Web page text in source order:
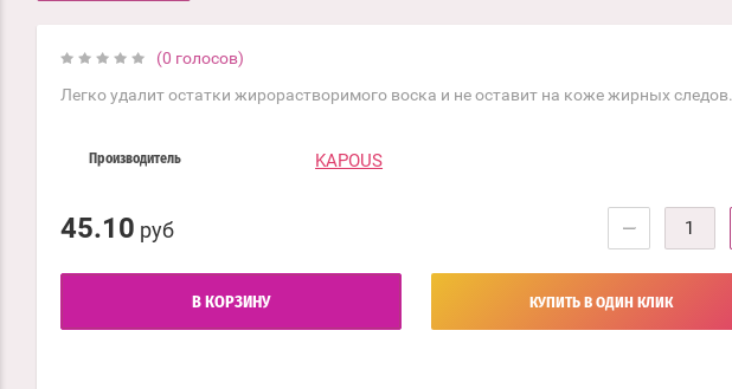
(0 голосов)
Легко удалит остатки жирорастворимого воска и не оставит на коже жирных следов.
Производитель KAPOUS
45.10 руб −
В КОРЗИНУ КУПИТЬ В ОДИН КЛИК